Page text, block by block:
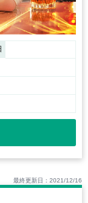
最終更新日：2021/12/16